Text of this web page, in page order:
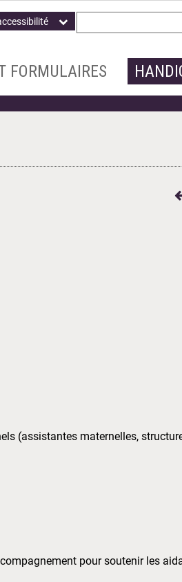
FORMULAIRES
(assistantes maternelles,
pour soutenir les